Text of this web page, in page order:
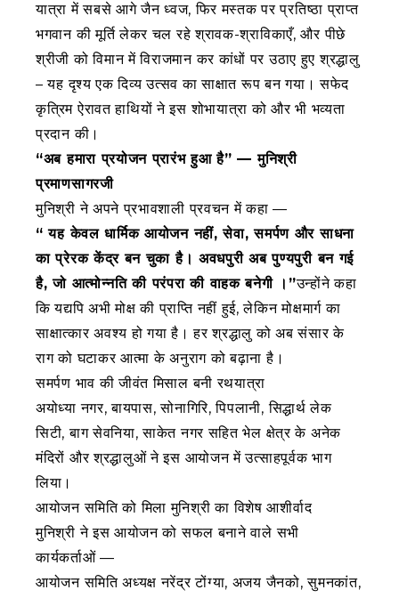
यात्रा में सबसे आगे जैन ध्वज, फिर मस्तक पर प्रतिष्ठा प्राप्त
भगवान की मूर्ति लेकर चल रहे श्रावक-श्राविकाएँ, और पीछे
श्रीजी को विमान में विराजमान कर कांधों पर उठाए हुए श्रद्धालु
– यह दृश्य एक दिव्य उत्सव का साक्षात रूप बन गया। सफेद
कृत्रिम ऐरावत हाथियों ने इस शोभायात्रा को और भी भव्यता
प्रदान की।
“अब हमारा प्रयोजन प्रारंभ हुआ है” — मुनिश्री
प्रमाणसागरजी
मुनिश्री ने अपने प्रभावशाली प्रवचन में कहा —
“ यह केवल धार्मिक आयोजन नहीं, सेवा, समर्पण और साधना
का प्रेरक केंद्र बन चुका है। अवधपुरी अब पुण्यपुरी बन गई
है, जो आत्मोन्नति की परंपरा की वाहक बनेगी ।”उन्होंने कहा
कि यद्यपि अभी मोक्ष की प्राप्ति नहीं हुई, लेकिन मोक्षमार्ग का
साक्षात्कार अवश्य हो गया है। हर श्रद्धालु को अब संसार के
राग को घटाकर आत्मा के अनुराग को बढ़ाना है।
समर्पण भाव की जीवंत मिसाल बनी रथयात्रा
अयोध्या नगर, बायपास, सोनागिरि, पिपलानी, सिद्धार्थ लेक
सिटी, बाग सेवनिया, साकेत नगर सहित भेल क्षेत्र के अनेक
मंदिरों और श्रद्धालुओं ने इस आयोजन में उत्साहपूर्वक भाग
लिया।
आयोजन समिति को मिला मुनिश्री का विशेष आशीर्वाद
मुनिश्री ने इस आयोजन को सफल बनाने वाले सभी
कार्यकर्ताओं —
आयोजन समिति अध्यक्ष नरेंद्र टोंग्या, अजय जैनको, सुमनकांत,